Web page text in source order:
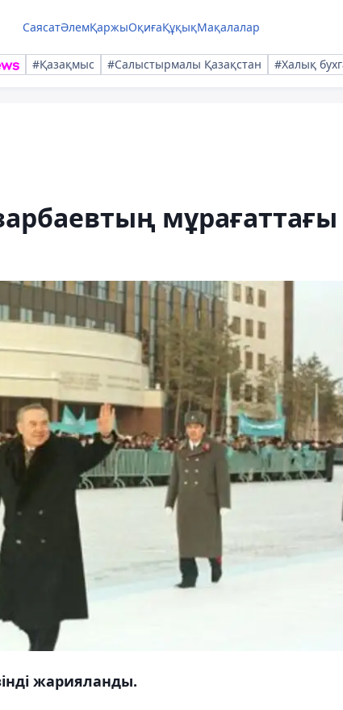
СаясатӘлемҚаржыОқиғаҚұқықМақалалар
#Қазақмыс #Салыстырмалы Қазақстан #Халық
мұрағаттағы
жарияланды.